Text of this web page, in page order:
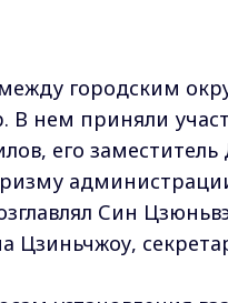
городским
нем приняли
его
Син
Цзиньчжоу,